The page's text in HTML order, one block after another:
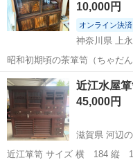
10,000円
オンライン決済
神奈川県 上
昭和初期頃の茶箪笥（ちゃだんす）です。 全体に
い杢目が使われており、現在
があります。 ガラス戸、曲線棚、小引き出し、飾り戸など細部まで凝
った造りで、当時の職人技を感
神奈川 横浜市 上永谷駅
近江水屋
45,000円
滋賀県 河辺
近江箪笥 サイズ 横 184 縦 169 奥 48 大まかなサイズです 古い物